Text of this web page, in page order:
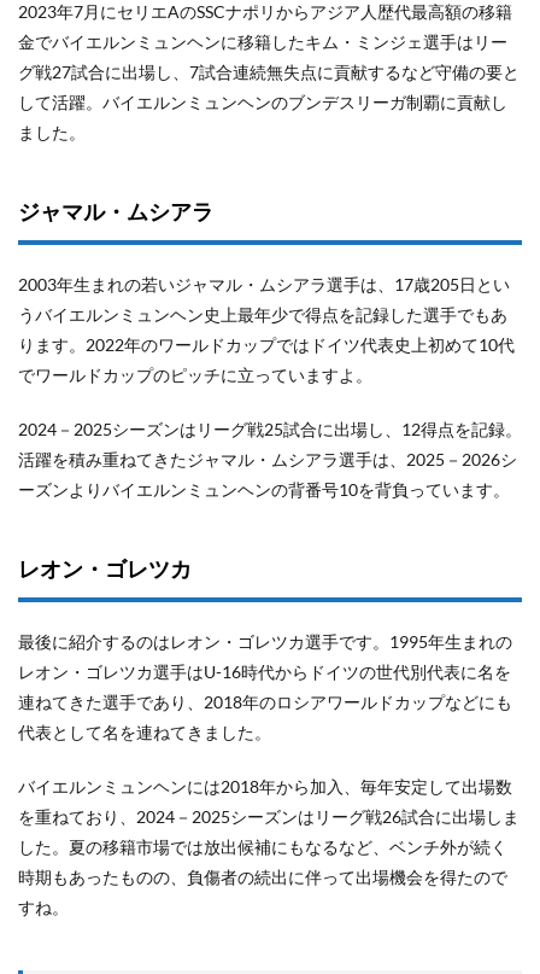
2023年7月にセリエAのSSCナポリからアジア人歴代最高額の移籍
金でバイエルンミュンヘンに移籍したキム・ミンジェ選手はリー
グ戦27試合に出場し、7試合連続無失点に貢献するなど守備の要と
して活躍。バイエルンミュンヘンのブンデスリーガ制覇に貢献し
ました。
ジャマル・ムシアラ
2003年生まれの若いジャマル・ムシアラ選手は、17歳205日とい
うバイエルンミュンヘン史上最年少で得点を記録した選手でもあ
ります。2022年のワールドカップではドイツ代表史上初めて10代
でワールドカップのピッチに立っていますよ。
2024－2025シーズンはリーグ戦25試合に出場し、12得点を記録。
活躍を積み重ねてきたジャマル・ムシアラ選手は、2025－2026シ
ーズンよりバイエルンミュンヘンの背番号10を背負っています。
レオン・ゴレツカ
最後に紹介するのはレオン・ゴレツカ選手です。1995年生まれの
レオン・ゴレツカ選手はU-16時代からドイツの世代別代表に名を
連ねてきた選手であり、2018年のロシアワールドカップなどにも
代表として名を連ねてきました。
バイエルンミュンヘンには2018年から加入、毎年安定して出場数
を重ねており、2024－2025シーズンはリーグ戦26試合に出場しま
した。夏の移籍市場では放出候補にもなるなど、ベンチ外が続く
時期もあったものの、負傷者の続出に伴って出場機会を得たので
すね。